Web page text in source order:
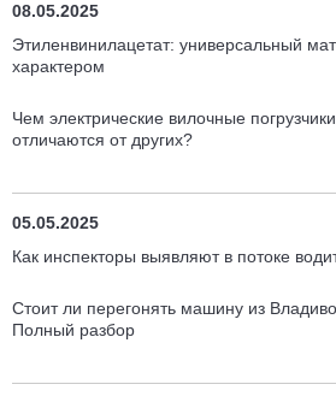
08.05.2025
Этиленвинилацетат: универсальный
характером
Чем электрические вилочные
отличаются от других?
05.05.2025
Как инспекторы выявляют в потоке
Стоит ли перегонять машину из
Полный разбор